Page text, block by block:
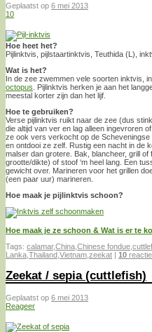
Geplaatst op 6 mei 2013
10
Hoe heet het?
Pijlinktvis, pijlstaartinktvis, Teuthida (L),
Wat is het?
In de zee zwemmen vele soorten inktvis,
octopus . Pijlinktvis herken je aan het
meestal korter zijn dan het lijf.
Hoe te gebruiken?
Verse pijlinktvis ruikt naar de zee (dus
die altijd van ver en lag alleen ingevroren
ze ook vers verkocht op de
en ontdooi ze zelf. Rustig een nacht in de
malser dan grotere. Bak, blancheer, grill
grootte/dikte) of stoof ‘m heel lang. Een
gewicht over. Marineren voor het grillen
(een paar uur) marineren.
Hoe maak je pijlinktvis schoon?
Hoe maak je ze schoon & Wat is er te
Tags: calamar,China Chinese fondue
Lanka Thailand Vietnam zeekat 10
Zeekat / sepia (cuttlefish)
Geplaatst op 6 mei 2013
Reageer